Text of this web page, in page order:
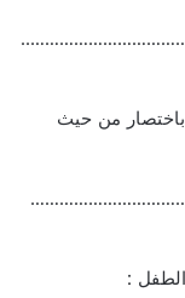
باختصار من حيث
: